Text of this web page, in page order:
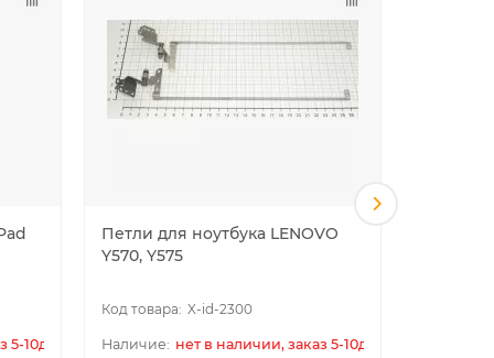
5-10дн.
Петли для ноутбука LENOVO
Y570, Y575
X-id-2300
нет в наличии, заказ 5-10дн.